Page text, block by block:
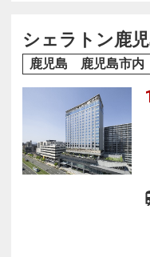
シェラトン鹿
鹿児島 鹿児島市内